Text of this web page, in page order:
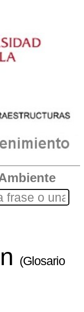
(Glosario